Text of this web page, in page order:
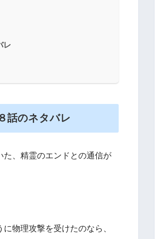
レ
話のネタバレ
た、精霊のエンドとの通信が
物理攻撃を受けたのなら、